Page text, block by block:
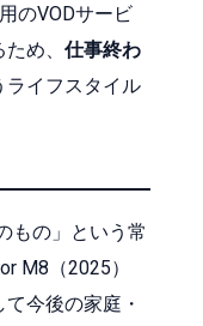
のVODサービ
め、 仕事終わ
ライフスタイル
もの」という常
M8（2025）
て今後の家庭・